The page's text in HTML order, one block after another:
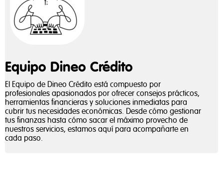
Equipo Dineo Crédito
El Equipo de Dineo Crédito está compuesto por
profesionales apasionados por ofrecer consejos prácticos,
herramientas financieras y soluciones inmediatas para
cubrir tus necesidades económicas. Desde cómo gestionar
tus finanzas hasta cómo sacar el máximo provecho de
nuestros servicios, estamos aquí para acompañarte en
cada paso.